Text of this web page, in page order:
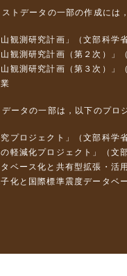
トデータの一部の作成には
観測研究計画」（文部科学
観測研究計画（第２次）」
観測研究計画（第３次）」
ータの一部は，以下のプロ
プロジェクト」（文部科
軽減化プロジェクト」（
タベース化と共有型拡張・
子化と国際標準震度データ